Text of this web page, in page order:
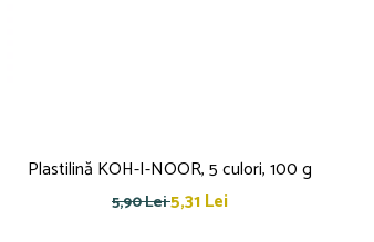
Plastilină KOH-I-NOOR, 5 culori, 100 g
5,90 Lei5,31 Lei